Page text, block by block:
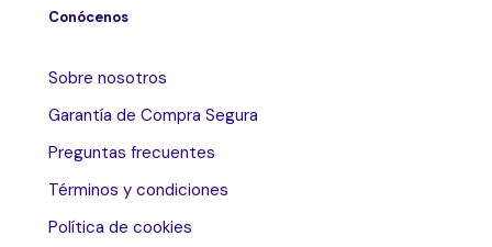
Conócenos
Sobre nosotros
Garantía de Compra Segura
Preguntas frecuentes
Términos y condiciones
Política de cookies